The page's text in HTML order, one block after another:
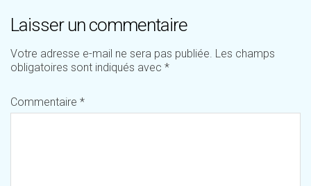
Laisser un commentaire
Votre adresse e-mail ne sera pas publiée. Les champs
obligatoires sont indiqués avec *
Commentaire *